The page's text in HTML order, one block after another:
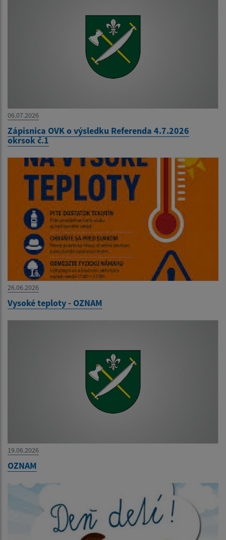
06.07.2026
Zápisnica OVK o výsledku Referenda 4.7.2026
okrsok č.1
26.06.2026
Vysoké teploty - OZNAM
19.06.2026
OZNAM